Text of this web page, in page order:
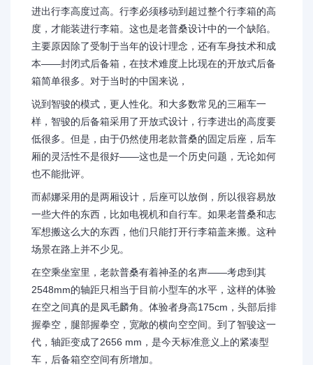
进出行李高度过高。行李必须移动到超过整个行李箱的高
度，才能装进行李箱。这也是老普桑设计中的一个缺陷。
主要原因除了受制于当年的设计理念，还有车身技术和成
本——封闭式后备箱，在技术难度上比现在的开放式后备
箱简单很多。对于当时的中国来说，
说到智骏的模式，更人性化。和大多数常见的三厢车一
样，智骏的后备箱采用了开放式设计，行李进出的高度要
低很多。但是，由于仍然使用老款普桑的固定后座，后车
厢的灵活性不是很好——这也是一个历史问题，无论如何
也不能批评。
而郝娜采用的是两厢设计，后座可以放倒，所以很容易放
一些大件的东西，比如电视机和自行车。如果老普桑和志
军想搬这么大的东西，他们只能打开行李箱盖来搬。这种
场景在路上并不少见。
在空乘坐室里，老款普桑有着神圣的名声——考虑到其
2548mm的轴距只相当于目前小型车的水平，这样的体验
在空之间真的是凤毛麟角。体验者身高175cm，头部后排
握拳空，腿部握拳空，宽敞的横向空空间。到了智骏这一
代，轴距变成了2656 mm，是今天标准意义上的紧凑型
车，后备箱空空间有所增加。